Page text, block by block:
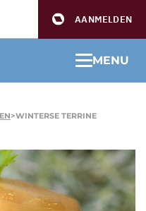
AANMELDEN
MENU
>WINTERSE TERRINE